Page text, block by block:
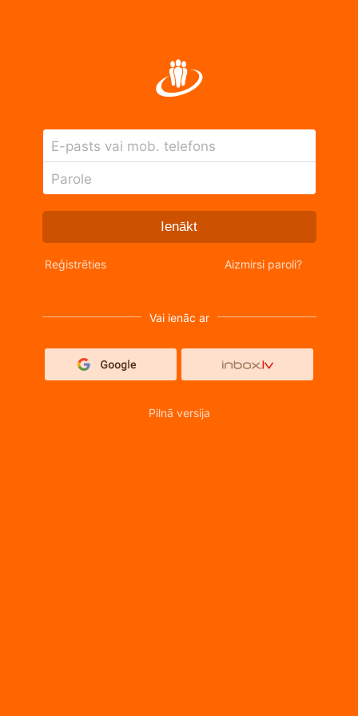
E-pasts vai mob. telefons
Parole
Ienākt
Reģistrēties Aizmirsi paroli?
Vai ienāc ar
Pilnā versija